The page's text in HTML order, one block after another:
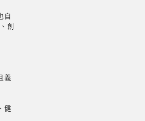
自
創
義
健